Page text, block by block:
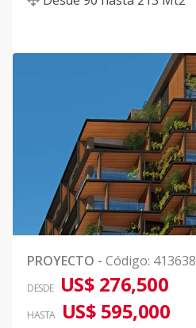
PROYECTO - Código: 413638
DESDE US$ 276,500
HASTA US$ 595,000